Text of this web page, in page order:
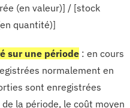
(en valeur)] / [stock
quantité)]
sur une période: en cours
normalement en
sont enregistrées
la période, le coût moyen